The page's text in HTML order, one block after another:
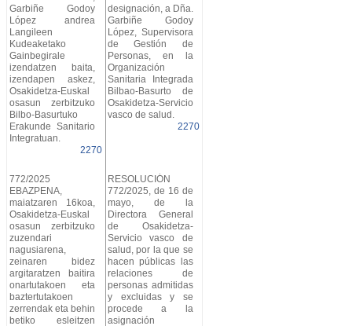
Garbiñe Godoy
López andrea
Langileen
Kudeaketako
Gainbegirale
izendatzen baita,
izendapen askez,
Osakidetza-Euskal
osasun zerbitzuko
Bilbo-Basurtuko
Erakunde Sanitario
Integratuan.
2270
designación, a Dña.
Garbiñe Godoy
López, Supervisora
de Gestión de
Personas, en la
Organización
Sanitaria Integrada
Bilbao-Basurto de
Osakidetza-Servicio
vasco de salud.
2270
772/2025
EBAZPENA,
maiatzaren 16koa,
Osakidetza-Euskal
osasun zerbitzuko
zuzendari
nagusiarena,
zeinaren bidez
argitaratzen baitira
onartutakoen eta
baztertutakoen
zerrendak eta behin
betiko esleitzen
RESOLUCIÓN
772/2025, de 16 de
mayo, de la
Directora General
de Osakidetza-
Servicio vasco de
salud, por la que se
hacen públicas las
relaciones de
personas admitidas
y excluidas y se
procede a la
asignación